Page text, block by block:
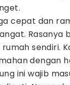
cepat dan
Rasanya
sendiri.
dengan
ini wajib